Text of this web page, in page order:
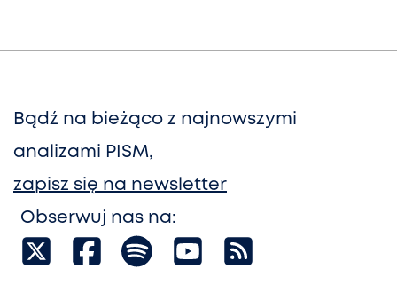
Bądź na bieżąco z najnowszymi
analizami PISM,
zapisz się na newsletter
Obserwuj nas na: